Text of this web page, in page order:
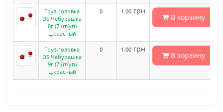
Груз-головка
DS Чебурашка
8г (7шт/уп)
ц:красный
0 1.00 грн
В корзину
Груз-головка
DS Чебурашка
9г (7шт/уп)
ц:красный
0 1.00 грн
В корзину